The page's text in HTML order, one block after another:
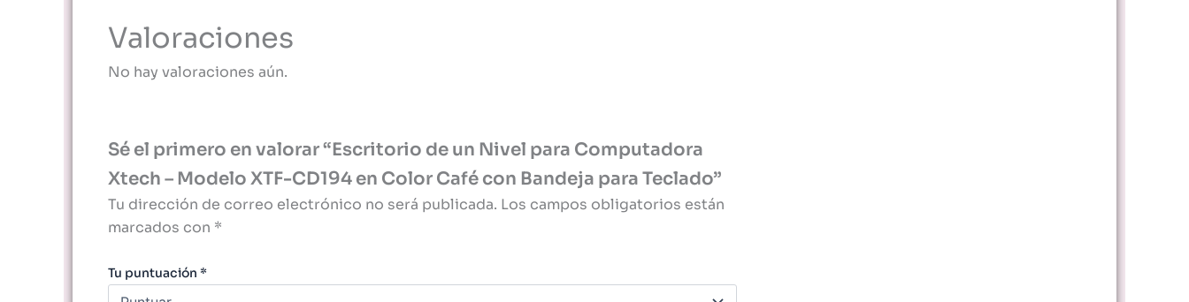
Valoraciones
No hay valoraciones aún.
Sé el primero en valorar “Escritorio de un Nivel para Computadora
Xtech – Modelo XTF-CD194 en Color Café con Bandeja para Teclado”
Tu dirección de correo electrónico no será publicada. Los campos obligatorios están
marcados con *
Tu puntuación *